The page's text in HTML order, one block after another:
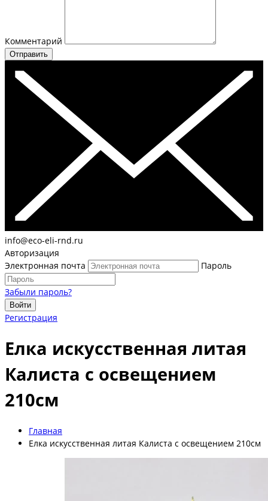
Комментарий
Отправить
info@eco-eli-rnd.ru
Авторизация
Электронная почта
Пароль
Забыли пароль?
Войти
Регистрация
Елка искусственная литая
Калиста с освещением
210см
Главная
Елка искусственная литая Калиста с освещением 210см